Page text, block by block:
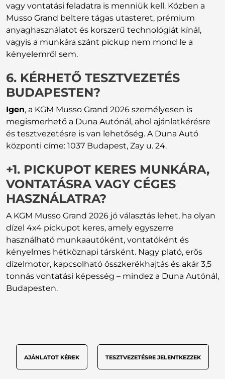
vagy vontatási feladatra is menniük kell. Közben a
Musso Grand beltere tágas utasteret, prémium
anyaghasználatot és korszerű technológiát kínál,
vagyis a munkára szánt pickup nem mond le a
kényelemről sem.
6. KÉRHETŐ TESZTVEZETÉS
BUDAPESTEN?
Igen, a KGM Musso Grand 2026 személyesen is
megismerhető a Duna Autónál, ahol ajánlatkérésre
és tesztvezetésre is van lehetőség. A Duna Autó
központi címe: 1037 Budapest, Zay u. 24.
+1. PICKUPOT KERES MUNKÁRA,
VONTATÁSRA VAGY CÉGES
HASZNÁLATRA?
A KGM Musso Grand 2026 jó választás lehet, ha olyan
dízel 4x4 pickupot keres, amely egyszerre
használható munkaautóként, vontatóként és
kényelmes hétköznapi társként. Nagy plató, erős
dízelmotor, kapcsolható összkerékhajtás és akár 3,5
tonnás vontatási képesség – mindez a Duna Autónál,
Budapesten.
AJÁNLATOT KÉREK TESZTVEZETÉSRE JELENTKEZZEK